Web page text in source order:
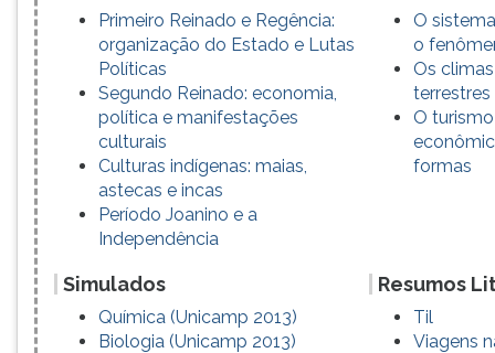
Primeiro Reinado e Regência:
organização do Estado e Lutas
Políticas
Segundo Reinado: economia,
política e manifestações
culturais
Culturas indígenas: maias,
astecas e incas
Período Joanino e a
Independência
O
o
Os
terrestres
O
formas
Simulados Resumos
Química (Unicamp 2013)
Biologia (Unicamp 2013)
Til
Viagens